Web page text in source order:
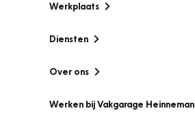
Werkplaats
Diensten
Over ons
Werken bij Vakgarage Heinneman